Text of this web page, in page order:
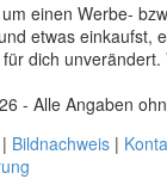
einen Werbe-
etwas einkaufst,
dich
- Alle Angaben
| Bildnachweis |